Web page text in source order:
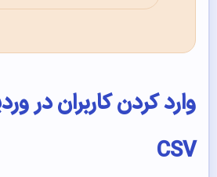
وارد کردن کاربران در
CSV